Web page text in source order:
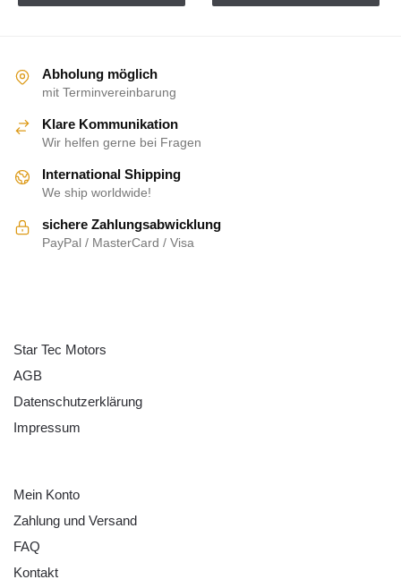
Abholung möglich
mit Terminvereinbarung
Klare Kommunikation
Wir helfen gerne bei Fragen
International Shipping
We ship worldwide!
sichere Zahlungsabwicklung
PayPal / MasterCard / Visa
Star Tec Motors
AGB
Datenschutzerklärung
Impressum
Mein Konto
Zahlung und Versand
FAQ
Kontakt